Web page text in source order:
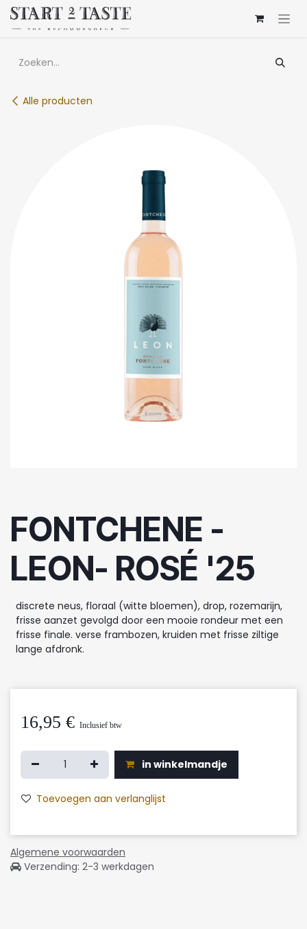
Overslaan naar inhoud
Alle producten
FONTCHENE -
LEON- ROSÉ '25
discrete neus, floraal (witte bloemen), drop, rozemarijn,
frisse aanzet gevolgd door een mooie rondeur met een
frisse finale. verse frambozen, kruiden met frisse ziltige
lange afdronk.
16,95 € Inclusief btw
in winkelmandje
Toevoegen aan verlanglijst
Algemene voorwaarden
Verzending: 2-3 werkdagen